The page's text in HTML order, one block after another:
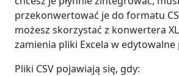
przekonwertować je do formatu
możesz skorzystać z konwertera
zamienia pliki Excela w edytowalne
Pliki CSV pojawiają się, gdy: